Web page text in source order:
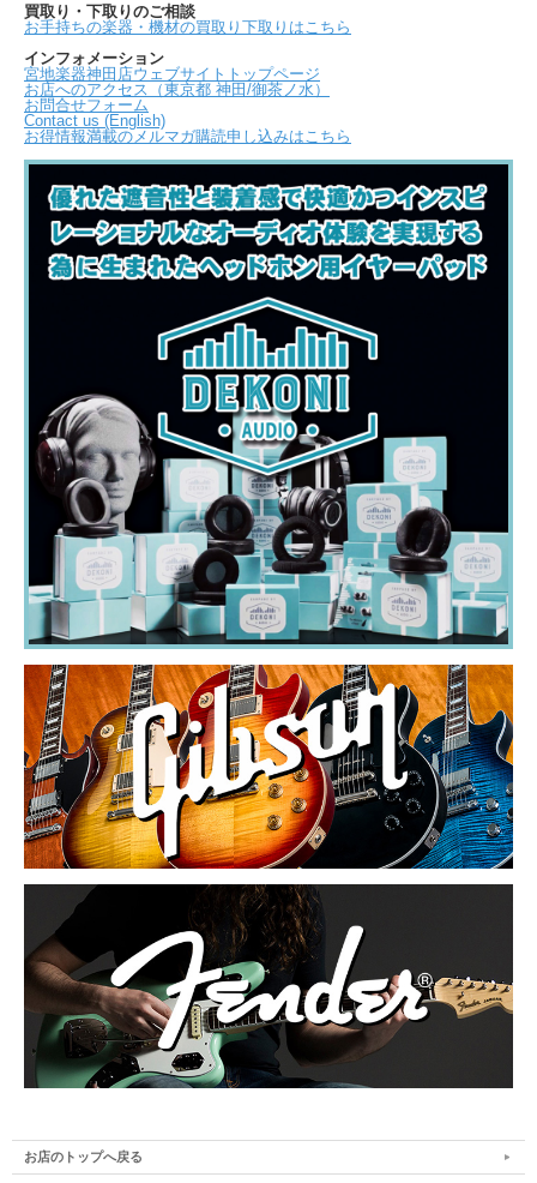
買取り・下取りのご相談
お手持ちの楽器・機材の買取り下取りはこちら
インフォメーション
宮地楽器神田店ウェブサイトトップページ
お店へのアクセス（東京都 神田/御茶ノ水）
お問合せフォーム
Contact us (English)
お得情報満載のメルマガ購読申し込みはこちら
お店のトップへ戻る